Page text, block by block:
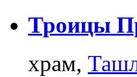
Троицы
храм,